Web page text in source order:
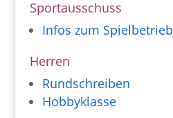
Sportausschuss
Infos zum Spielbetrieb
Herren
Rundschreiben
Hobbyklasse